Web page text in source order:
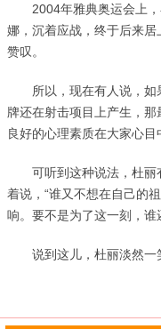
2004年雅典奥运会上，
娜，沉着应战，终于后来
赞叹。
所以，现在有人说，如
牌还在射击项目上产生，
良好的心理素质在大家心目
可听到这种说法，杜丽有
着说，“谁又不想在自己的
响。要不是为了这一刻，
说到这儿，杜丽淡然一